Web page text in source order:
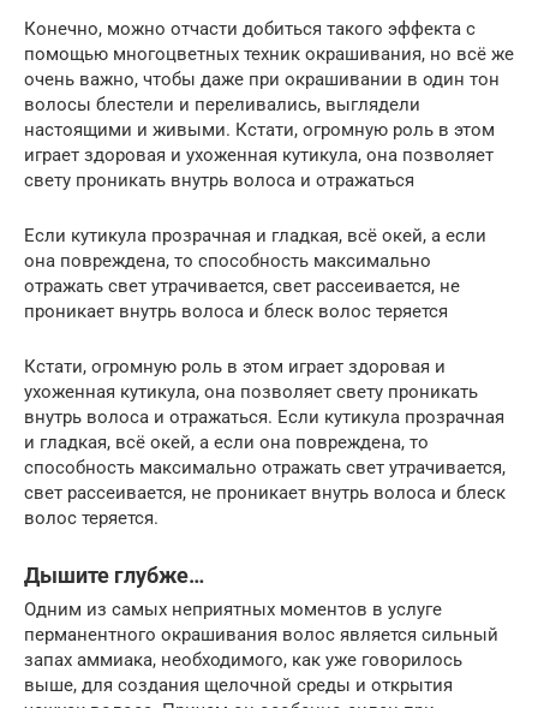
Конечно, можно отчасти добиться такого эффекта с
помощью многоцветных техник окрашивания, но всё же
очень важно, чтобы даже при окрашивании в один тон
волосы блестели и переливались, выглядели
настоящими и живыми. Кстати, огромную роль в этом
играет здоровая и ухоженная кутикула, она позволяет
свету проникать внутрь волоса и отражаться
Если кутикула прозрачная и гладкая, всё окей, а если
она повреждена, то способность максимально
отражать свет утрачивается, свет рассеивается, не
проникает внутрь волоса и блеск волос теряется
Кстати, огромную роль в этом играет здоровая и
ухоженная кутикула, она позволяет свету проникать
внутрь волоса и отражаться. Если кутикула прозрачная
и гладкая, всё окей, а если она повреждена, то
способность максимально отражать свет утрачивается,
свет рассеивается, не проникает внутрь волоса и блеск
волос теряется.
Дышите глубже…
Одним из самых неприятных моментов в услуге
перманентного окрашивания волос является сильный
запах аммиака, необходимого, как уже говорилось
выше, для создания щелочной среды и открытия